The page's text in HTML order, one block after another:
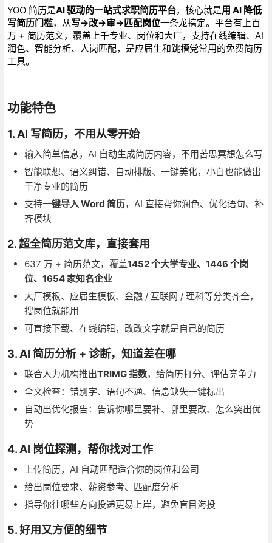
YOO 简历是AI 驱动的一站式求职简历平台，核心就是用 AI 降低
写简历门槛，从写→改→审→匹配岗位一条龙搞定。平台有上百
万 + 简历范文，覆盖上千专业、岗位和大厂，支持在线编辑、AI
润色、智能分析、人岗匹配，是应届生和跳槽党常用的免费简历
工具。
功能特色
1. AI 写简历，不用从零开始
输入简单信息，AI 自动生成简历内容，不用苦思冥想怎么写
智能联想、语义纠错、自动排版、一键美化，小白也能做出
干净专业的简历
支持一键导入 Word 简历，AI 直接帮你润色、优化语句、补
齐模块
2. 超全简历范文库，直接套用
637 万 + 简历范文，覆盖1452 个大学专业、1446 个岗
位、1654 家知名企业
大厂模板、应届生模板、金融 / 互联网 / 理科等分类齐全，
搜岗位就能用
可直接下载、在线编辑，改改文字就是自己的简历
3. AI 简历分析 + 诊断，知道差在哪
联合人力机构推出TRIMG 指数，给简历打分、评估竞争力
全文检查：错别字、语句不通、信息缺失一键标出
自动出优化报告：告诉你哪里要补、哪里要改、怎么突出优
势
4. AI 岗位探测，帮你找对工作
上传简历，AI 自动匹配适合你的岗位和公司
给出岗位要求、薪资参考、匹配度分析
指导你往哪些方向投递更易上岸，避免盲目海投
5. 好用又方便的细节